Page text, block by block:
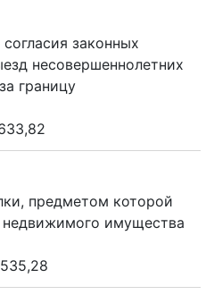
законных
несовершеннолетних
границу
предметом которой
недвижимого имущества